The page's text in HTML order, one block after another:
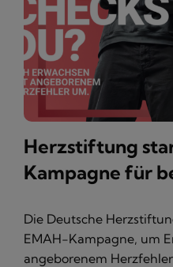
Herzstiftung
Kampagne für
Die Deutsche
EMAH-Kampagne, um
angeborenem